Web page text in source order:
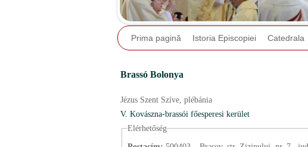
Prima pagină Istoria Episcopiei Catedrala
Brassó Bolonya
Jézus Szent Szíve, plébánia
V. Kovászna-brassói főesperesi kerület
Elérhetőség